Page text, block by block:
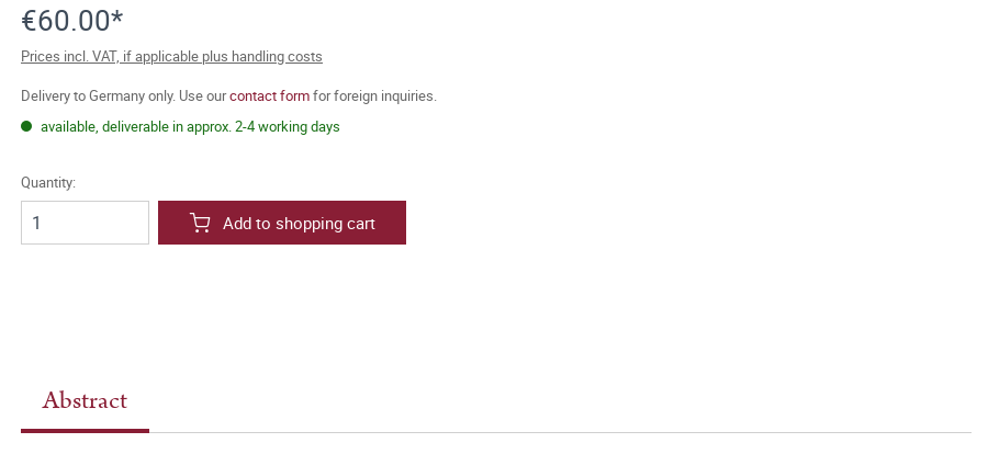
€60.00*
Prices incl. VAT, if applicable plus handling costs
Delivery to Germany only. Use ourcontact formfor foreign inquiries.
available, deliverable in approx. 2-4 working days
Quantity:
Add to shopping cart
Abstract